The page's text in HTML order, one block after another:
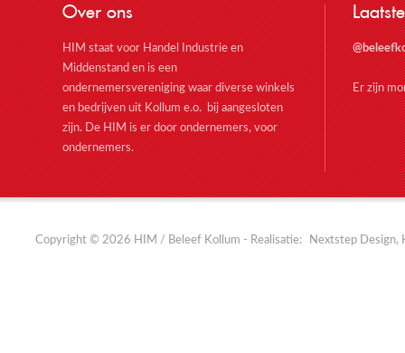
Over ons
HIM staat voor Handel Industrie en
Middenstand en is een
ondernemersvereniging waar diverse winkels
en bedrijven uit Kollum e.o. bij aangesloten
zijn. De HIM is er door ondernemers, voor
ondernemers.
Er zijn
Copyright © 2026 HIM / Beleef Kollum - Realisatie: Nextstep Design,